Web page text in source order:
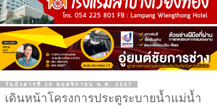
วันอังคารที่ 26 พฤศจิกายน พ.ศ. 2567
เดินหน้าโครงการประตูระบายน้ำแม่น้ำ